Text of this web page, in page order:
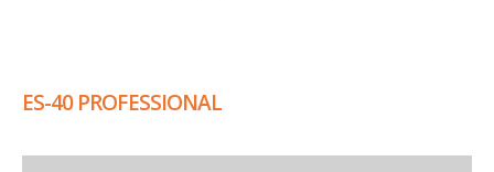
ES-40 PROFESSIONAL